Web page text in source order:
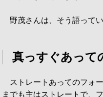
野茂さんは、そう語ってい
真っすぐあって
ストレートあってのフォ
までも主はストレートで、